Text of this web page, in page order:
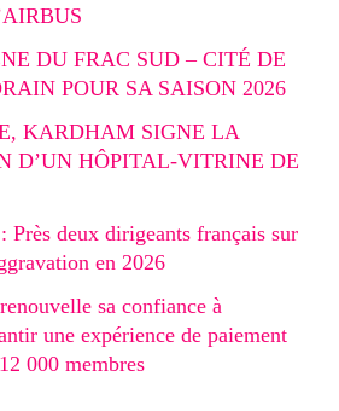
DU FRAC SUD – CITÉ DE
POUR SA SAISON 2026
KARDHAM SIGNE LA
D’UN HÔPITAL-VITRINE DE
Près deux dirigeants français sur
en 2026
sa confiance à
une expérience de paiement
000 membres